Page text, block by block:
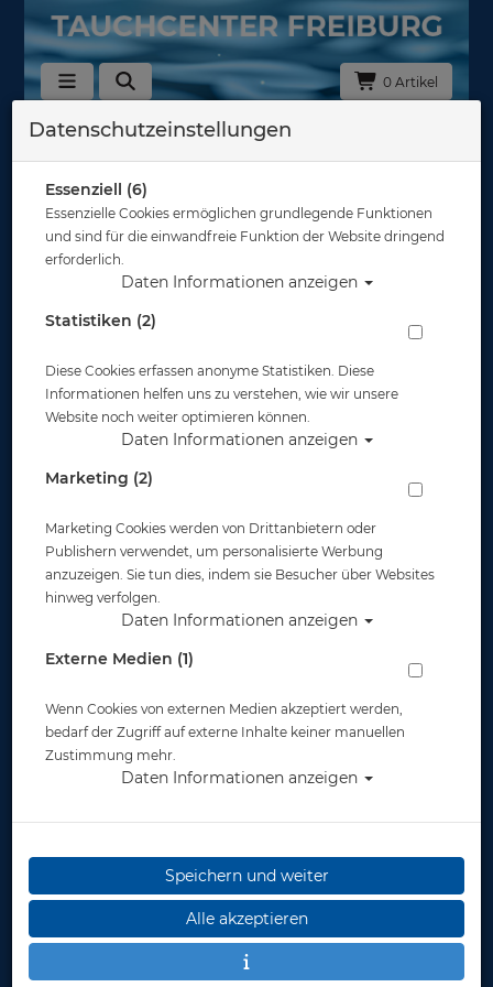
0 Artikel
Socken & Füsslinge
In dieser Ansicht sind keine Produkte verfügbar
Gut abgesichert?
Informationen
Zahlungsmöglichkeiten
Widerruf
* inkl. MwSt.zzgl. Versandkosten
Datenschutzeinstellungen
Essenziell (6)
Essenzielle Cookies ermöglichen grundlegende Funktionen
und sind für die einwandfreie Funktion der Website dringend
erforderlich.
Daten Informationen anzeigen
Statistiken (2)
Diese Cookies erfassen anonyme Statistiken. Diese
Informationen helfen uns zu verstehen, wie wir unsere
Website noch weiter optimieren können.
Daten Informationen anzeigen
Marketing (2)
Marketing Cookies werden von Drittanbietern oder
Publishern verwendet, um personalisierte Werbung
anzuzeigen. Sie tun dies, indem sie Besucher über Websites
hinweg verfolgen.
Daten Informationen anzeigen
Externe Medien (1)
Wenn Cookies von externen Medien akzeptiert werden,
bedarf der Zugriff auf externe Inhalte keiner manuellen
Zustimmung mehr.
Daten Informationen anzeigen
Speichern und weiter
Alle akzeptieren